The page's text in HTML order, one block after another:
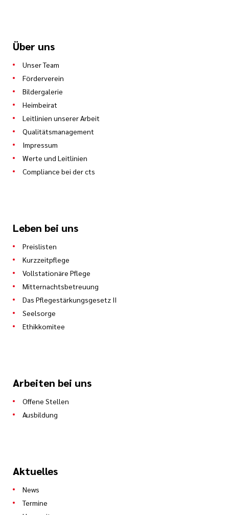
Über uns
Unser Team
Förderverein
Bildergalerie
Heimbeirat
Leitlinien unserer Arbeit
Qualitätsmanagement
Impressum
Werte und Leitlinien
Compliance bei der cts
Leben bei uns
Preislisten
Kurzzeitpflege
Vollstationäre Pflege
Mitternachtsbetreuung
Das Pflegestärkungsgesetz II
Seelsorge
Ethikkomitee
Arbeiten bei uns
Offene Stellen
Ausbildung
Aktuelles
News
Termine